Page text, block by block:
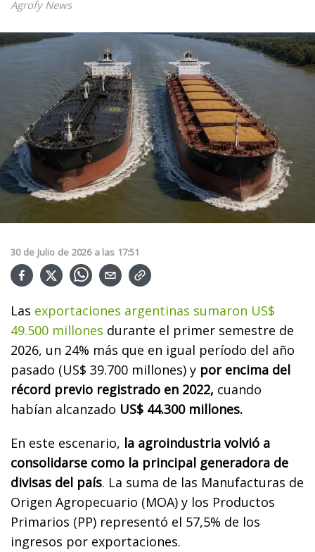
Agrofy News
30 de Julio de 2026 a las 17:51
Las exportaciones argentinas sumaron US$
49.500 millones durante el primer semestre de
2026, un 24% más que en igual período del año
pasado (US$ 39.700 millones) y por encima del
récord previo registrado en 2022, cuando
habían alcanzado US$ 44.300 millones.
En este escenario, la agroindustria volvió a
consolidarse como la principal generadora de
divisas del país. La suma de las Manufacturas de
Origen Agropecuario (MOA) y los Productos
Primarios (PP) representó el 57,5% de los
ingresos por exportaciones.